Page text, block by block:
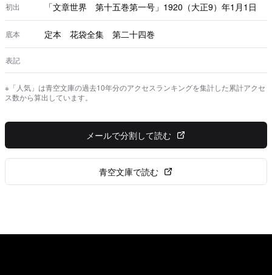
初出 「文章世界 第十五巻第一号」1920（大正9）年1月1日
底本 定本 花袋全集 第二十四巻
表記
※「人気」は青空文庫の過去10年分のアクセスランキングを集計した累計アクセ
ス数から算出しています。
メールで分割して読む
青空文庫で読む